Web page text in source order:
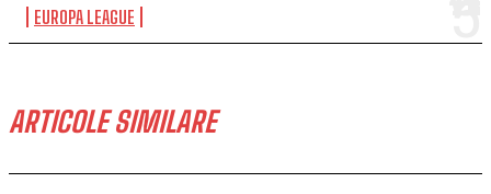
EUROPA LEAGUE
ARTICOLE SIMILARE